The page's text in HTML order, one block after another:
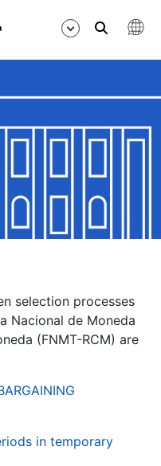
selection processes
Nacional de Moneda
(FNMT-RCM) are
in temporary